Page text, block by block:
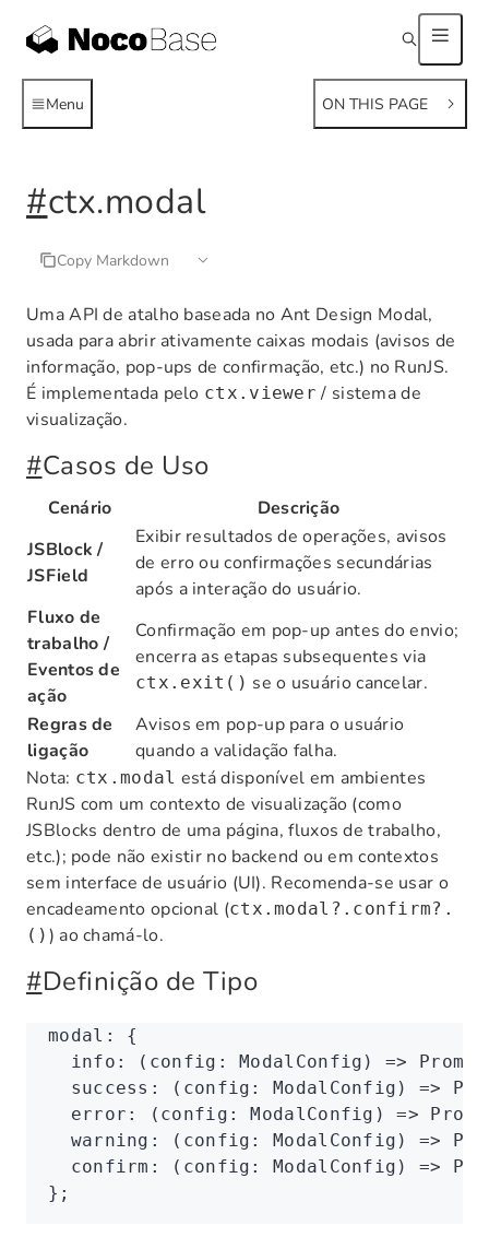
Menu ON THIS PAGE
#ctx.modal
Copy Markdown
Uma API de atalho baseada no Ant Design Modal,
usada para abrir ativamente caixas modais (avisos de
informação, pop-ups de confirmação, etc.) no RunJS.
É implementada pelo ctx.viewer / sistema de
visualização.
#Casos de Uso
Cenário
Descrição
JSBlock /
JSField
Exibir resultados de operações, avisos
de erro ou confirmações secundárias
após a interação do usuário.
Fluxo de
trabalho /
Eventos de
ação
Confirmação em pop-up antes do envio;
encerra as etapas subsequentes via
ctx.exit() se o usuário cancelar.
Regras de
ligação
Avisos em pop-up para o usuário
quando a validação falha.
Nota: ctx.modal está disponível em ambientes
RunJS com um contexto de visualização (como
JSBlocks dentro de uma página, fluxos de trabalho,
etc.); pode não existir no backend ou em contextos
sem interface de usuário (UI). Recomenda-se usar o
encadeamento opcional (ctx.modal?.confirm?.
() ) ao chamá-lo.
#Definição de Tipo
modal :
{
  info
: (config : ModalConfig ) =>
  success
: (config : ModalConfig ) =>
  error
: (config : ModalConfig ) =>
  warning
: (config : ModalConfig ) =>
  confirm
: (config : ModalConfig ) =>
};